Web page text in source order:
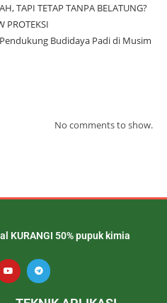
TAPI TETAP TANPA BELATUNG?
PROTEKSI
Budidaya Padi di Musim
No comments to show.
KURANGI 50% pupuk kimia